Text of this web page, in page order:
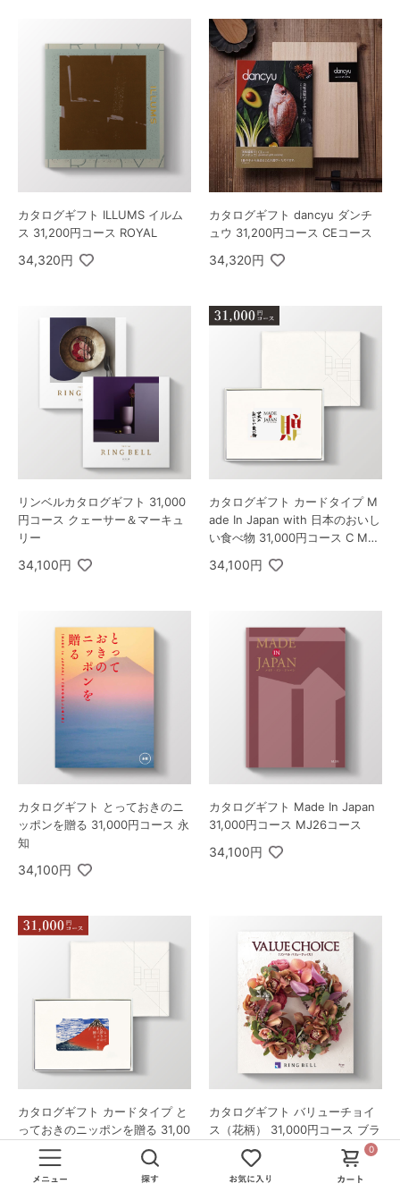
0
カタログギフト ILLUMS イルム
ス 31,200円コース ROYAL
34,320円
カタログギフト dancyu ダンチ
ュウ 31,200円コース CEコース
34,320円
リンベルカタログギフト 31,000
円コース クェーサー＆マーキュ
リー
34,100円
カタログギフト カードタイプ M
ade In Japan with 日本のおいし
い食べ物 31,000円コース C MJ2
6+伽羅コース
34,100円
カタログギフト とっておきのニ
ッポンを贈る 31,000円コース 永
知
34,100円
カタログギフト Made In Japan
31,000円コース MJ26コース
34,100円
カタログギフト カードタイプ と
っておきのニッポンを贈る 31,00
0円コース 永知-C
34,100円
カタログギフト バリューチョイ
ス（花柄） 31,000円コース ブラ
34,100円